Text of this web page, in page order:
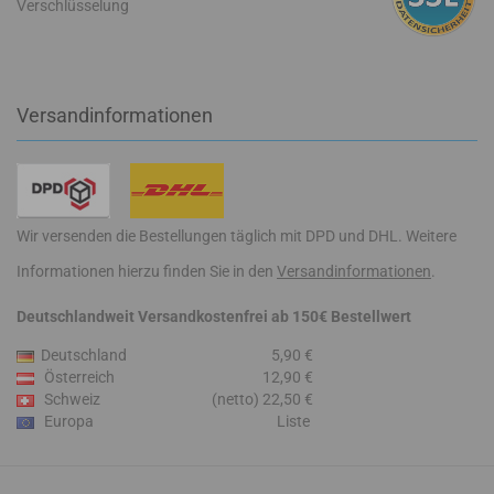
Verschlüsselung
Versandinformationen
Wir versenden die Bestellungen täglich mit DPD und DHL. Weitere
Informationen hierzu finden Sie in den Versandinformationen
Deutschlandweit Versandkostenfrei ab 150€ Bestellwert
Deutschland
5,90 €
Österreich
12,90 €
Schweiz
(netto) 22,50 €
Europa
Liste